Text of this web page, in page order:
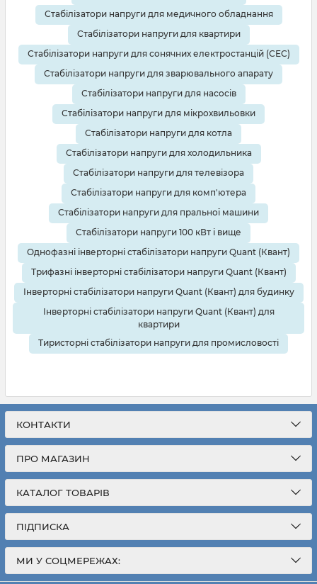
Стабілізатори напруги для медичного обладнання
Стабілізатори напруги для квартири
Стабілізатори напруги для сонячних електростанцій (СЕС)
Стабілізатори напруги для зварювального апарату
Стабілізатори напруги для насосів
Стабілізатори напруги для мікрохвильовки
Стабілізатори напруги для котла
Стабілізатори напруги для холодильника
Стабілізатори напруги для телевізора
Стабілізатори напруги для комп'ютера
Стабілізатори напруги для пральної машини
Стабілізатори напруги 100 кВт і вище
Однофазні інверторні стабілізатори напруги Quant (Квант)
Трифазні інверторні стабілізатори напруги Quant (Квант)
Інверторні стабілізатори напруги Quant (Квант) для будинку
Інверторні стабілізатори напруги Quant (Квант) для
квартири
Тиристорні стабілізатори напруги для промисловості
КОНТАКТИ
ПРО МАГАЗИН
КАТАЛОГ ТОВАРІВ
ПІДПИСКА
МИ У СОЦМЕРЕЖАХ: